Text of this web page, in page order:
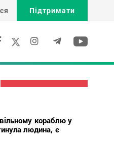
Підтримати
кораблю у
людина, є